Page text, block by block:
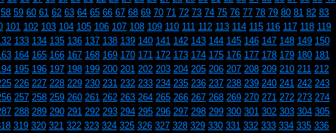
58 59 60 61 62 63 64 65 66 67 68 69 70 71 72 73 74 75 76 77 78 79 80 81 82 83
101 102 103 104 105 106 107 108 109 110 111 112 113 114 115 116 117 118 119
133 134 135 136 137 138 139 140 141 142 143 144 145 146 147 148 149 150
164 165 166 167 168 169 170 171 172 173 174 175 176 177 178 179 180 181
195 196 197 198 199 200 201 202 203 204 205 206 207 208 209 210 211 212
226 227 228 229 230 231 232 233 234 235 236 237 238 239 240 241 242 243
257 258 259 260 261 262 263 264 265 266 267 268 269 270 271 272 273 274
288 289 290 291 292 293 294 295 296 297 298 299 300 301 302 303 304 305
319 320 321 322 323 324 325 326 327 328 329 330 331 332 333 334 335 336